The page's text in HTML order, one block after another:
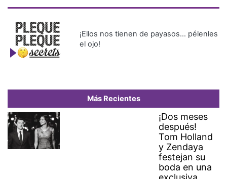
¡Ellos nos tienen de payasos… pélenles
el ojo!
Más Recientes
¡Dos meses
después!
Tom Holland
y Zendaya
festejan su
boda en una